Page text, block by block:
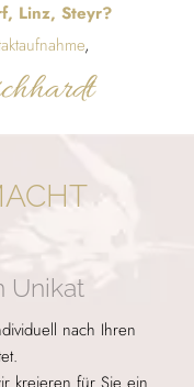
Linz, Steyr?
,
Unikat
nach Ihren